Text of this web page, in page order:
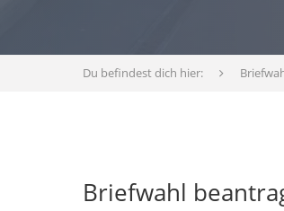
Du befindest dich hier:
Briefwahl